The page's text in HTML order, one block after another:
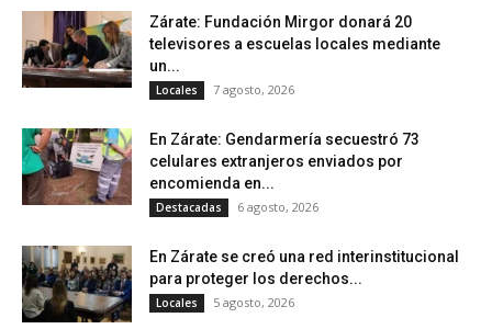
Zárate: Fundación Mirgor donará 20
televisores a escuelas locales mediante
un...
Locales 7 agosto, 2026
En Zárate: Gendarmería secuestró 73
celulares extranjeros enviados por
encomienda en...
Destacadas 6 agosto, 2026
En Zárate se creó una red interinstitucional
para proteger los derechos...
Locales 5 agosto, 2026